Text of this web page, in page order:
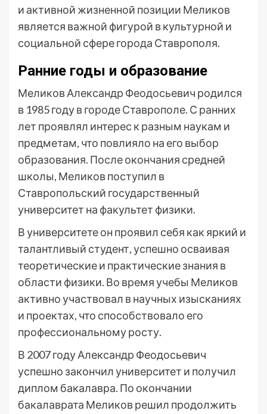
и активной жизненной позиции Меликов
является важной фигурой в культурной и
социальной сфере города Ставрополя.
Ранние годы и образование
Меликов Александр Феодосьевич родился
в 1985 году в городе Ставрополе. С ранних
лет проявлял интерес к разным наукам и
предметам, что повлияло на его выбор
образования. После окончания средней
школы, Меликов поступил в
Ставропольский государственный
университет на факультет физики.
В университете он проявил себя как яркий и
талантливый студент, успешно осваивая
теоретические и практические знания в
области физики. Во время учебы Меликов
активно участвовал в научных изысканиях
и проектах, что способствовало его
профессиональному росту.
В 2007 году Александр Феодосьевич
успешно закончил университет и получил
диплом бакалавра. По окончании
бакалаврата Меликов решил продолжить